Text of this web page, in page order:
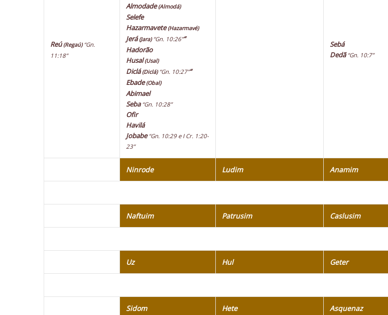
Reú(Regaú) “Gn.
11:18”
Almodade(Almodá)
Selefe
Hazarmavete(Hazarmavé)
Jerá(Jara) “Gn. 10:26”“
Hadorão
Husal(Usal)
Diclá(Diclá) “Gn. 10:27”“
Ebade(Obal)
Abimael
Seba “Gn. 10:28”
Ofir
Havilá
Jobabe“Gn. 10:29 e I Cr. 1:20-
23”
Sebá
Dedã“Gn. 10:7”
Ninrode Ludim Anamim
Naftuim Patrusim Caslusim
Uz Hul Geter
Sidom Hete Asquenaz